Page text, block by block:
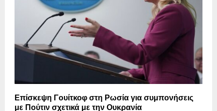
Επίσκεψη Γουίτκοφ στη Ρωσία για συμπονήσεις
με Πούτιν σχετικά με την Ουκρανία